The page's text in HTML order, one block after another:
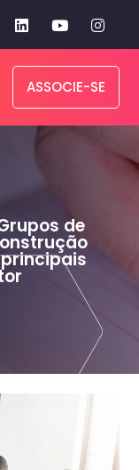
ASSOCIE-SE
de